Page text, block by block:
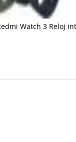
Watch 3 Reloj